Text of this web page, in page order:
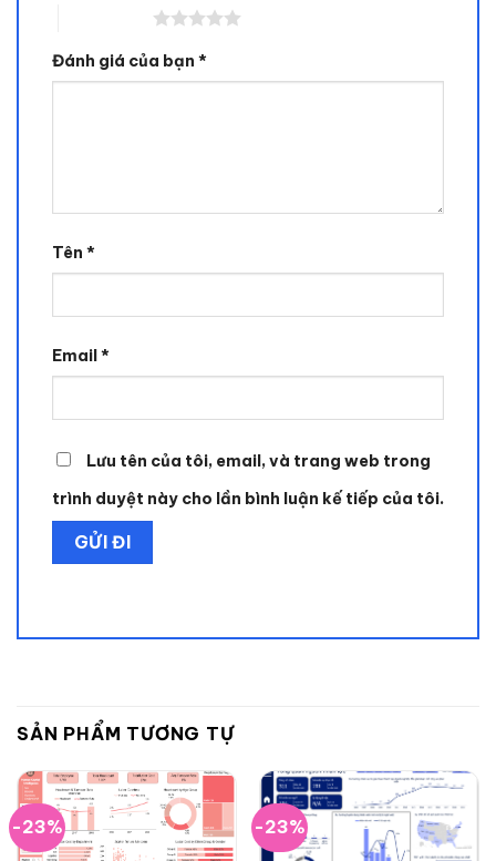
Đánh giá của bạn *
Tên *
Email*
Lưu tên của tôi, email, và trang web trong
trình duyệt này cho lần bình luận kế tiếp của tôi.
SẢN PHẨM TƯƠNG TỰ
-23% -23%